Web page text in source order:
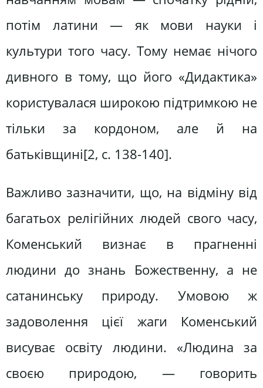
потім латини — як мови науки і
культури того часу. Тому немає нічого
дивного в тому, що його «Дидактика»
користувалася широкою підтримкою не
тільки за кордоном, але й на
батьківщині[2, c. 138-140].
Важливо зазначити, що, на відміну від
багатьох релігійних людей свого часу,
Коменський визнає в прагненні
людини до знань Божественну, а не
сатанинську природу. Умовою ж
задоволення цієї жаги Коменський
висуває освіту людини. «Людина за
своєю природою, — говорить